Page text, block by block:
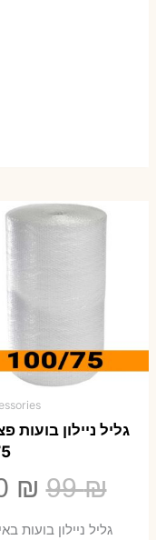
גליל ניילון בועות
99₪
₪
גליל ניילון בועות